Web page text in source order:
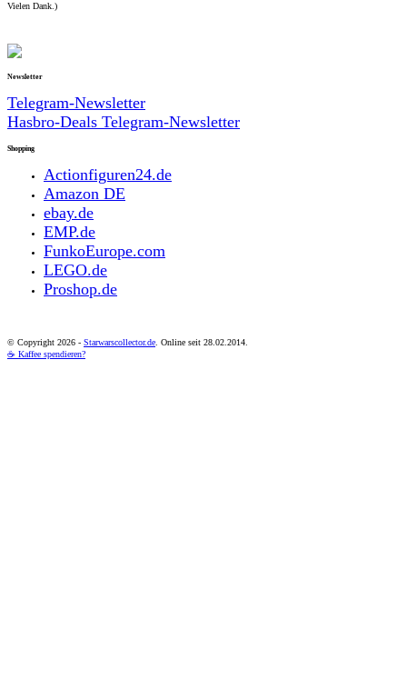
Vielen Dank.)
Newsletter
Telegram-Newsletter
Hasbro-Deals Telegram-Newsletter
Shopping
Actionfiguren24.de
Amazon DE
ebay.de
EMP.de
FunkoEurope.com
LEGO.de
Proshop.de
© Copyright 2026 - Starwarscollector.de . Online seit 28.02.2014.
☕ Kaffee spendieren?